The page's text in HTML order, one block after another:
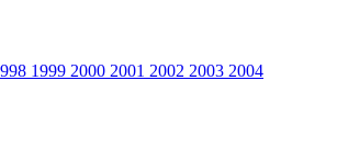
1999 2000 2001 2002 2003 2004